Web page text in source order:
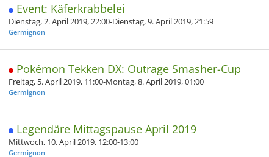
Event: Käferkrabbelei
Dienstag, 2. April 2019, 22:00-Dienstag, 9. April 2019, 21:59
Germignon
Pokémon Tekken DX: Outrage Smasher-Cup
Freitag, 5. April 2019, 11:00-Montag, 8. April 2019, 01:00
Germignon
Legendäre Mittagspause April 2019
Mittwoch, 10. April 2019, 12:00-13:00
Germignon